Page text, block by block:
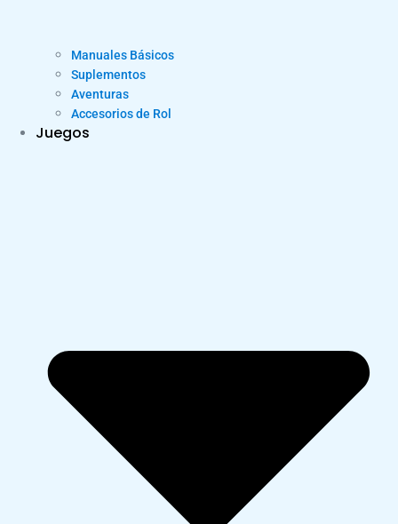
Manuales Básicos
Suplementos
Aventuras
Accesorios de Rol
Juegos